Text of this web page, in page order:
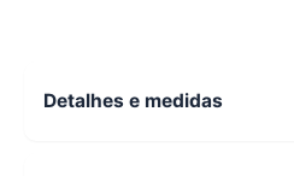
Detalhes e medidas